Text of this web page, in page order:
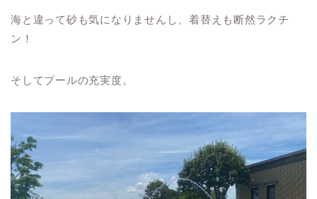
海と違って砂も気になりませんし、着替えも断然ラクチ
ン！
そしてプールの充実度。